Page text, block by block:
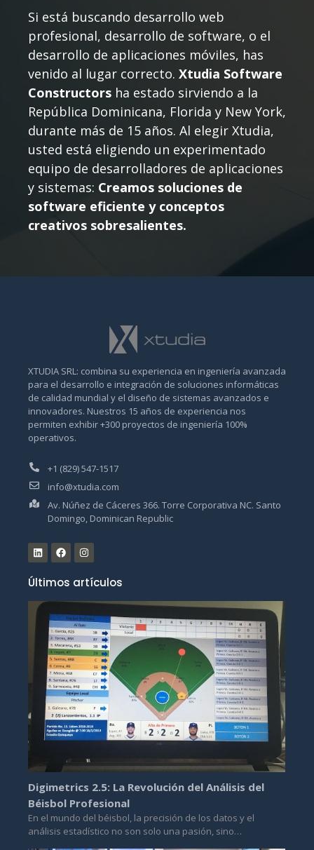
Si está buscando desarrollo web
profesional, desarrollo de software, o el
desarrollo de aplicaciones móviles, has
venido al lugar correcto. Xtudia Software
Constructors ha estado sirviendo a la
República Dominicana, Florida y New York,
durante más de 15 años. Al elegir Xtudia,
usted está eligiendo un experimentado
equipo de desarrolladores de aplicaciones
y sistemas: Creamos soluciones de
software eficiente y conceptos
creativos sobresalientes.
XTUDIA SRL: combina su experiencia en ingeniería avanzada
para el desarrollo e integración de soluciones informáticas
de calidad mundial y el diseño de sistemas avanzados e
innovadores. Nuestros 15 años de experiencia nos
permiten exhibir +300 proyectos de ingeniería 100%
operativos.
+1 (829) 547-1517
info@xtudia.com
Av. Núñez de Cáceres 366. Torre Corporativa NC. Santo
Domingo, Dominican Republic
Últimos artículos
Digimetrics 2.5: La Revolución del Análisis del
Béisbol Profesional
En el mundo del béisbol, la precisión de los datos y el
análisis estadístico no son solo una pasión, sino…